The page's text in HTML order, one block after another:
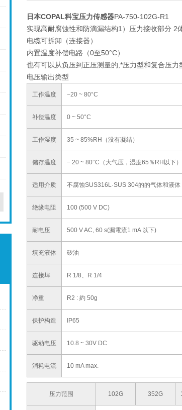
日本COPAL科宝压力传感器PA-750-102G-R1
实现高耐腐蚀性和防滴漏结构1）压力接收部分 2
电缆可拆卸（连接器）
内置温度补偿电路（0至50°C）
也有可以从负压到正压测量的,*压力型和复合压力
电压输出类型
工作温度 −20 ~ 80°C
补偿温度 0 ~ 50°C
工作湿度 35 ~ 85%RH（没有凝结）
储存温度 − 20 ~ 80°C（大气压，湿度65％RH以下）
适用介质 不腐蚀SUS316L·SUS 304的的气体和液体
绝缘电阻 100 (500 V DC)
耐电压 500 V AC, 60 s(漏電流1 mA 以下)
填充液体 矽油
连接埠 R 1/8、R 1/4
净重 R2 : 約 50g
保护构造 IP65
驱动电压 10.8 ~ 30V DC
消耗电流 10 mA max.
压力范围 102G 352G